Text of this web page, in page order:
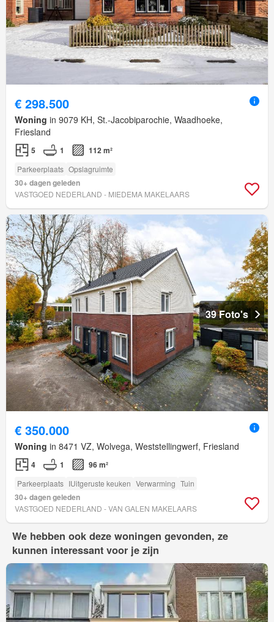
€ 298.500
Woning in 9079 KH, St.-Jacobiparochie, Waadhoeke,
Friesland
5 1 112 m²
Parkeerplaats Opslagruimte
30+ dagen geleden
VASTGOED NEDERLAND - MIEDEMA MAKELAARS
39 Foto's
€ 350.000
Woning in 8471 VZ, Wolvega, Weststellingwerf, Friesland
4 1 96 m²
Parkeerplaats IUitgeruste keuken Verwarming Tuin
30+ dagen geleden
VASTGOED NEDERLAND - VAN GALEN MAKELAARS
We hebben ook deze woningen gevonden, ze
kunnen interessant voor je zijn